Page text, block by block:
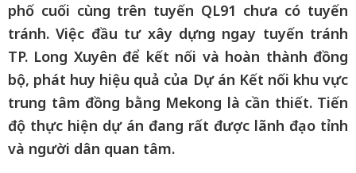
phố cuối cùng trên tuyến QL91 chưa có tuyến
tránh. Việc đầu tư xây dựng ngay tuyến tránh
TP. Long Xuyên để kết nối và hoàn thành đồng
bộ, phát huy hiệu quả của Dự án Kết nối khu vực
trung tâm đồng bằng Mekong là cần thiết. Tiến
độ thực hiện dự án đang rất được lãnh đạo tỉnh
và người dân quan tâm.